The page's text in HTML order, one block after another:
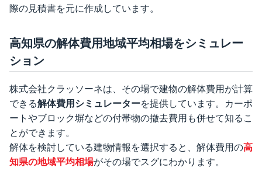
際の見積書を元に作成しています。
高知県の解体費用地域平均相場をシミュレー
ション
株式会社クラッソーネは、その場で建物の解体費用が計算
できる解体費用シミュレーターを提供しています。カーポ
ートやブロック塀などの付帯物の撤去費用も併せて知るこ
とができます。
解体を検討している建物情報を選択すると、解体費用の高
知県の地域平均相場がその場でスグにわかります。